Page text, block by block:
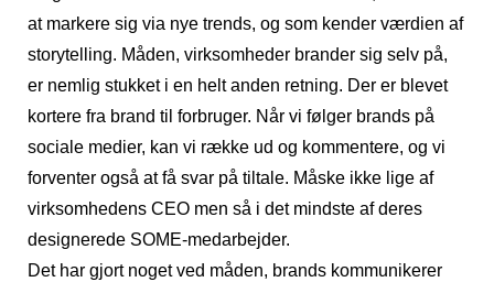
at markere sig via nye trends, og som kender værdien af
storytelling. Måden, virksomheder brander sig selv på,
er nemlig stukket i en helt anden retning. Der er blevet
kortere fra brand til forbruger. Når vi følger brands på
sociale medier, kan vi række ud og kommentere, og vi
forventer også at få svar på tiltale. Måske ikke lige af
virksomhedens CEO men så i det mindste af deres
designerede SOME-medarbejder.
Det har gjort noget ved måden, brands kommunikerer